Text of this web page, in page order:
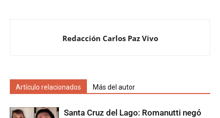
Redacción Carlos Paz Vivo
Artículo relacionados Más del autor
Santa Cruz del Lago: Romanutti negó